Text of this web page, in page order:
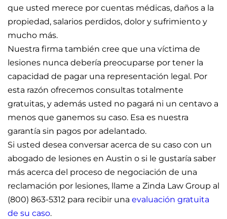
que usted merece por cuentas médicas, daños a la
propiedad, salarios perdidos, dolor y sufrimiento y
mucho más.
Nuestra firma también cree que una víctima de
lesiones nunca debería preocuparse por tener la
capacidad de pagar una representación legal. Por
esta razón ofrecemos consultas totalmente
gratuitas, y además usted no pagará ni un centavo a
menos que ganemos su caso. Esa es nuestra
garantía sin pagos por adelantado.
Si usted desea conversar acerca de su caso con un
abogado de lesiones en Austin o si le gustaría saber
más acerca del proceso de negociación de una
reclamación por lesiones, llame a Zinda Law Group al
(800) 863-5312 para recibir una evaluación gratuita
de su caso.